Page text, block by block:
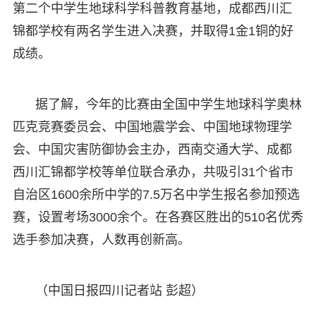
第二个中学生地球科学科普教育基地，成都西川汇
锦都学校有两名学生进入决赛，并取得1金1铜的好
成绩。
据了解，今年的比赛由全国中学生地球科学奥林
匹克竞赛委员会、中国地震学会、中国地球物理学
会、中国灾害防御协会主办，西南交通大学、成都
西川汇锦都学校等单位联合承办，共吸引31个省市
自治区1600余所中学的7.5万名中学生报名参加预选
赛，设置考场3000余个。在各赛区胜出的510名优秀
选手参加决赛，人数再创新高。
（中国日报四川记者站 彭超）